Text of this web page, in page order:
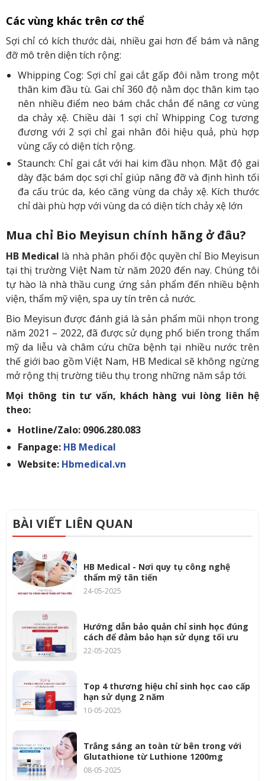
Các vùng khác trên cơ thể
Sợi chỉ có kích thước dài, nhiều gai hơn để bám và nâng
đỡ mô trên diện tích rộng:
Whipping Cog: Sợi chỉ gai cắt gấp đôi nằm trong một
thân kim đầu tù. Gai chỉ 360 độ nằm dọc thân kim tạo
nên nhiều điểm neo bám chắc chắn để nâng cơ vùng
da chảy xệ. Chiều dài 1 sợi chỉ Whipping Cog tương
đương với 2 sợi chỉ gai nhân đôi hiệu quả, phù hợp
vùng cấy có diện tích rộng.
Staunch: Chỉ gai cắt với hai kim đầu nhọn. Mật độ gai
dày đặc bám dọc sợi chỉ giúp nâng đỡ và định hình tối
đa cấu trúc da, kéo căng vùng da chảy xệ. Kích thước
chỉ dài phù hợp với vùng da có diện tích chảy xệ lớn
Mua chỉ Bio Meyisun chính hãng ở đâu?
HB Medical là nhà phân phối độc quyền chỉ Bio Meyisun
tại thị trường Việt Nam từ năm 2020 đến nay. Chúng tôi
tự hào là nhà thầu cung ứng sản phẩm đến nhiều bệnh
viện, thẩm mỹ viện, spa uy tín trên cả nước.
Bio Meyisun được đánh giá là sản phẩm mũi nhọn trong
năm 2021 – 2022, đã được sử dụng phổ biến trong thẩm
mỹ da liễu và châm cứu chữa bệnh tại nhiều nước trên
thế giới bao gồm Việt Nam, HB Medical sẽ không ngừng
mở rộng thị trường tiêu thụ trong những năm sắp tới.
Mọi thông tin tư vấn, khách hàng vui lòng liên hệ
theo:
Hotline/Zalo: 0906.280.083
Fanpage: HB Medical
Website: Hbmedical.vn
BÀI VIẾT LIÊN QUAN
HB Medical - Nơi quy tụ công nghệ
thẩm mỹ tân tiến
24-05-2025
Hướng dẫn bảo quản chỉ sinh học đúng
cách để đảm bảo hạn sử dụng tối ưu
22-05-2025
Top 4 thương hiệu chỉ sinh học cao cấp
hạn sử dụng 2 năm
10-05-2025
Trắng sáng an toàn từ bên trong với
Glutathione từ Luthione 1200mg
08-05-2025